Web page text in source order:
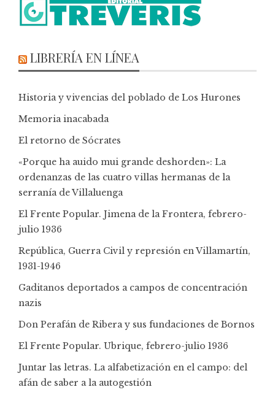
LIBRERÍA EN LÍNEA
Historia y vivencias del poblado de Los Hurones
Memoria inacabada
El retorno de Sócrates
«Porque ha auido mui grande deshorden»: La
ordenanzas de las cuatro villas hermanas de la
serranía de Villaluenga
El Frente Popular. Jimena de la Frontera, febrero-
julio 1936
República, Guerra Civil y represión en Villamartín,
1931-1946
Gaditanos deportados a campos de concentración
nazis
Don Perafán de Ribera y sus fundaciones de Bornos
El Frente Popular. Ubrique, febrero-julio 1936
Juntar las letras. La alfabetización en el campo: del
afán de saber a la autogestión